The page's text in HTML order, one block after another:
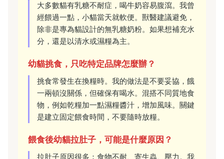
大多數貓有乳糖不耐症，喝牛奶容易腹瀉。我曾
經餵過一點，小貓當天就軟便。獸醫建議避免，
除非是專為貓設計的無乳糖奶粉。如果想補充水
分，還是以清水或濕糧為主。
幼貓挑食，只吃特定品牌怎麼辦？
挑食常發生在換糧時。我的做法是不要妥協，餓
一兩頓沒關係，但確保有喝水。混搭不同質地食
物，例如乾糧加一點濕糧醬汁，增加風味。關鍵
是建立固定餵食時間，不要隨時放糧。
餵食後幼貓拉肚子，可能是什麼原因？
拉肚子原因很多：食物不耐、寄生蟲、壓力。我